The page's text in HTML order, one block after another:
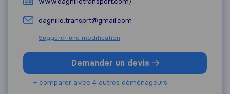
dagnillo.transprt@gmail.com
Suggérer une modification
Demander un devis
+ comparer avec 4 autres déménageurs